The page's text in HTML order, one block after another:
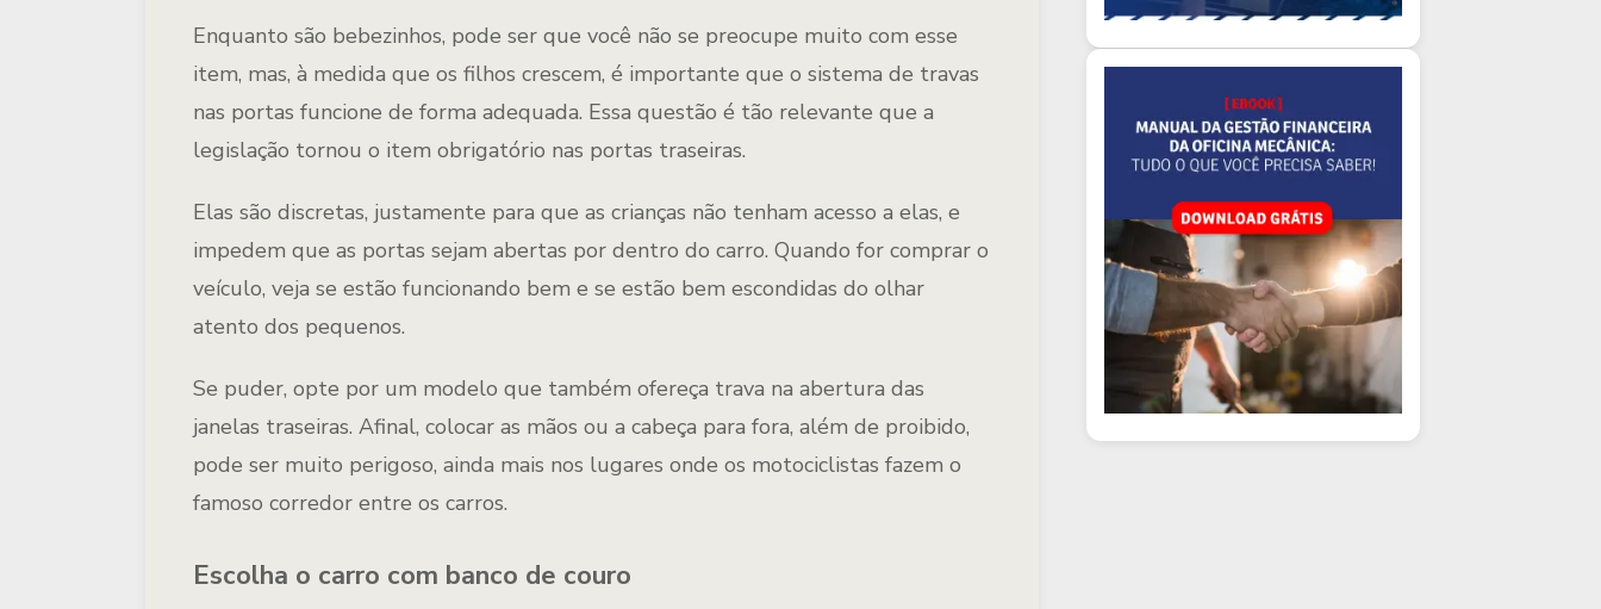
Enquanto são bebezinhos, pode ser que você não se preocupe muito com esse
item, mas, à medida que os filhos crescem, é importante que o sistema de travas
nas portas funcione de forma adequada. Essa questão é tão relevante que a
legislação tornou o item obrigatório nas portas traseiras.
Elas são discretas, justamente para que as crianças não tenham acesso a elas, e
impedem que as portas sejam abertas por dentro do carro. Quando for comprar o
veículo, veja se estão funcionando bem e se estão bem escondidas do olhar
atento dos pequenos.
Se puder, opte por um modelo que também ofereça trava na abertura das
janelas traseiras. Afinal, colocar as mãos ou a cabeça para fora, além de proibido,
pode ser muito perigoso, ainda mais nos lugares onde os motociclistas fazem o
famoso corredor entre os carros.
Escolha o carro com banco de couro